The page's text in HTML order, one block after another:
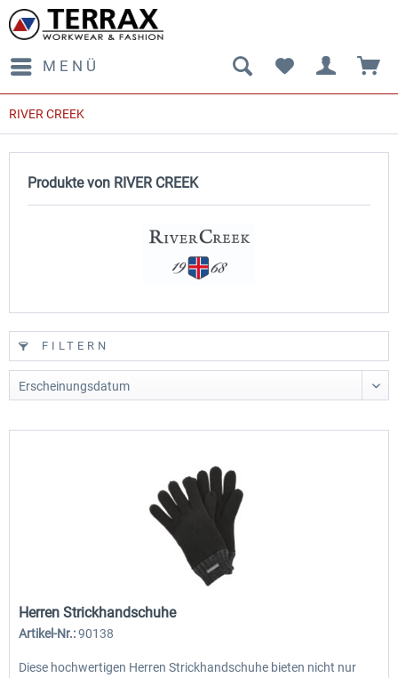
MENÜ
RIVER CREEK
Produkte von RIVER CREEK
FILTERN
Herren Strickhandschuhe
Artikel-Nr.:90138
Diese hochwertigen Herren Strickhandschuhe bieten nicht nur